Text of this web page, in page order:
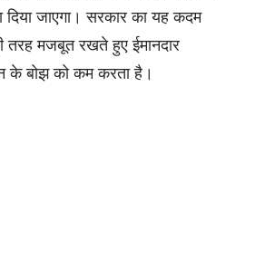
जाएगा। सरकार का यह कदम
तरह मजबूत रखते हुए ईमानदार
के बोझ को कम करता है।